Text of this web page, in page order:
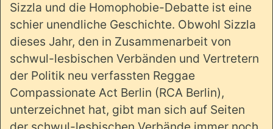
Sizzla und die Homophobie-Debatte ist eine
schier unendliche Geschichte. Obwohl Sizzla
dieses Jahr, den in Zusammenarbeit von
schwul-lesbischen Verbänden und Vertretern
der Politik neu verfassten Reggae
Compassionate Act Berlin (RCA Berlin),
unterzeichnet hat, gibt man sich auf Seiten